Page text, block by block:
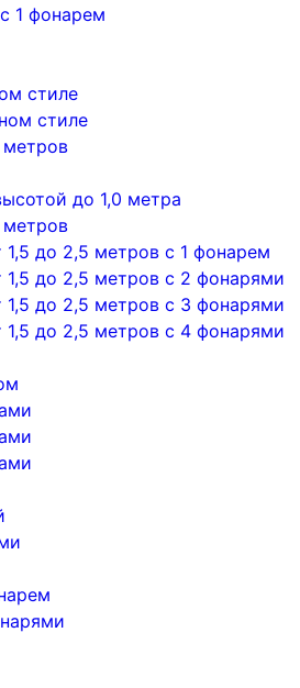
1 фонарем
стиле
стиле
метров
до 1,0 метра
до 2,5 метров с 1 фонарем
до 2,5 метров с 2 фонарями
до 2,5 метров с 3 фонарями
до 2,5 метров с 4 фонарями